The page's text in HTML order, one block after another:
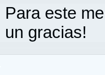
Para este
un gracias!